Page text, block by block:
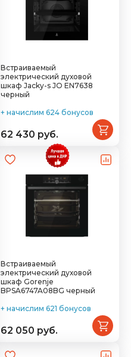
Встраиваемый
электрический духовой
шкаф Jacky-s JO EN7638
черный
+ начислим 624 бонусов
62 430 руб.
Встраиваемый
электрический духовой
шкаф Gorenje
BPSA6747A08BG черный
+ начислим 621 бонусов
62 050 руб.